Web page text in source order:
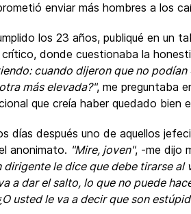
enviar más hombres a los
los 23 años, publiqué en un
donde cuestionaba la
cuando dijeron que no
más elevada?", me preguntaba
que creía haber quedado bien
días después uno de aquellos
anonimato. "Mire, joven", -me dijo
dirigente le dice que debe tirarse al
a dar el salto, lo que no puede
usted le va a decir que son